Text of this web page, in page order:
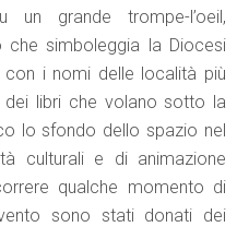
grande trompe-l’oeil,
che simboleggia la Diocesi
con i nomi delle località più
dei libri che volano sotto la
lo sfondo dello spazio nel
culturali e di animazione
qualche momento di
sono stati donati dei